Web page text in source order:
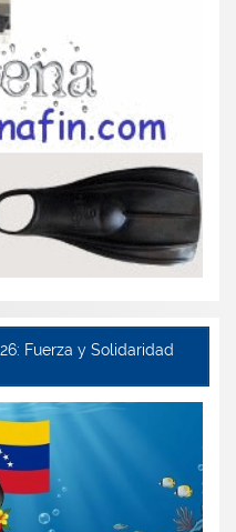
Fuerza y Solidaridad